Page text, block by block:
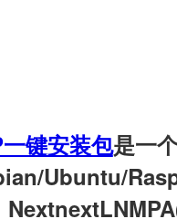
键安装包是一
Ubuntu/